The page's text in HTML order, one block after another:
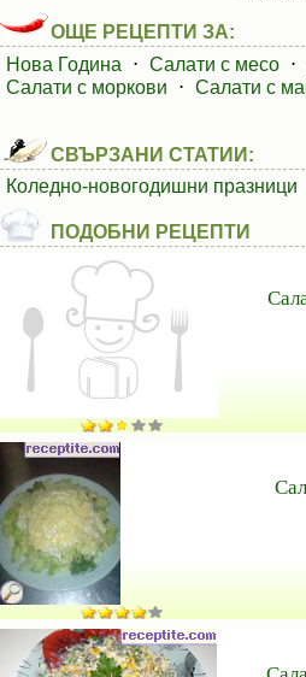
ОЩЕ РЕЦЕПТИ ЗА:
Нова Година
⋅ Салати с месо ⋅
Салати с моркови
⋅ Салати с
СВЪРЗАНИ СТАТИИ:
Коледно-новогодишни празници
ПОДОБНИ РЕЦЕПТИ